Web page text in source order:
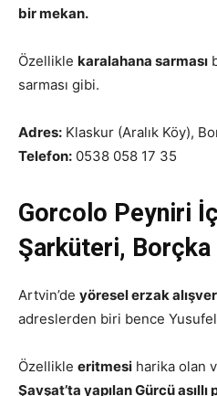
bir mekan.
Özellikle karalahana sarması
sarması gibi.
Adres: Klaskur (Aralık Köy),
Telefon: 0538 058 17 35
Gorcolo Peyniri
Şarküteri, Borçka
Artvin’de yöresel erzak
adreslerden biri bence
Özellikle eritmesi harika olan
Şavşat’ta yapılan Gürcü asıllı